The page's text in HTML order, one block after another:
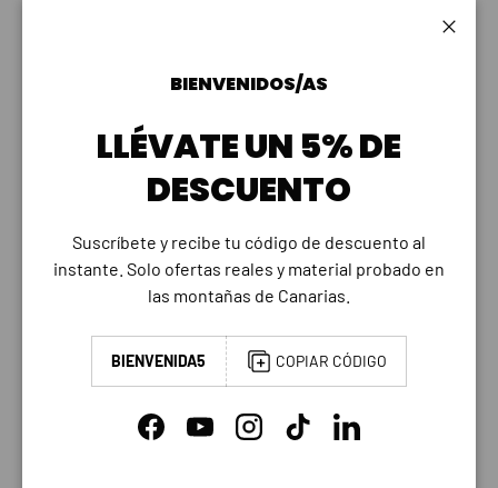
MÉTODOS DE PAGO
Su información de pago se procesa de forma segura.
ni tenemos acceso a ella.
OTRAS COLECCIONES
BIENVENIDOS/AS
LLÉVATE UN 5% DE
DESCUENTO
Suscríbete y recibe tu código de descuento al
instante. Solo ofertas reales y material probado en
las montañas de Canarias.
BIENVENIDA5 COPIAR CÓDIGO
FacebookYouTubeInstagramTikTokLinkedIn